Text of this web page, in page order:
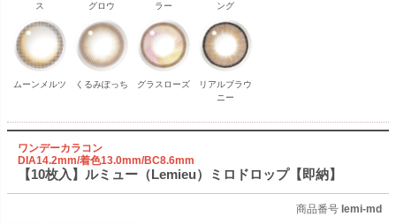
ス
グロウ
ラー
ング
ムーンメルツ くるみぽっち グラスローズ
リアルブラウ
ニー
ワンデーカラコン
DIA14.2mm/着色13.0mm/BC8.6mm
【10枚入】ルミュー（Lemieu）ミロドロップ【即納】
商品番号 lemi-md